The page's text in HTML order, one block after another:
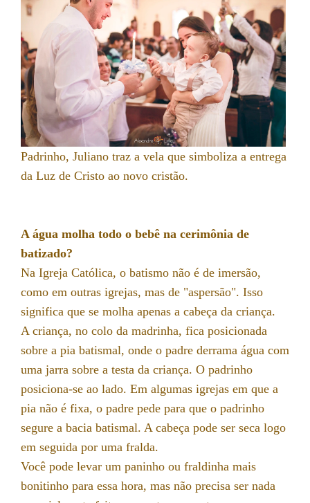
Padrinho, Juliano traz a vela que simboliza a entrega
da Luz de Cristo ao novo cristão.
A água molha todo o bebê na cerimônia de
batizado?
Na Igreja Católica, o batismo não é de imersão,
como em outras igrejas, mas de "aspersão". Isso
significa que se molha apenas a cabeça da criança.
A criança, no colo da madrinha, fica posicionada
sobre a pia batismal, onde o padre derrama água com
uma jarra sobre a testa da criança. O padrinho
posiciona-se ao lado. Em algumas igrejas em que a
pia não é fixa, o padre pede para que o padrinho
segure a bacia batismal. A cabeça pode ser seca logo
em seguida por uma fralda.
Você pode levar um paninho ou fraldinha mais
bonitinho para essa hora, mas não precisa ser nada